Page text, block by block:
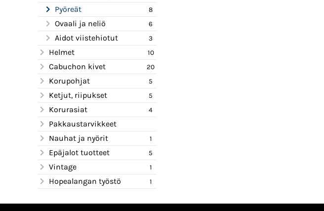
Pyöreät 8
Ovaali ja neliö 6
Aidot viistehiotut 3
Helmet 10
Cabuchon kivet 20
Korupohjat 5
Ketjut, riipukset 5
Korurasiat 4
Pakkaustarvikkeet
Nauhat ja nyörit
1
Epäjalot tuotteet 5
Vintage 1
Hopealangan työstö 1